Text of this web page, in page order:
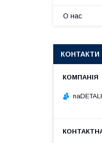
О нас
КОНТАКТИ
naDETALI